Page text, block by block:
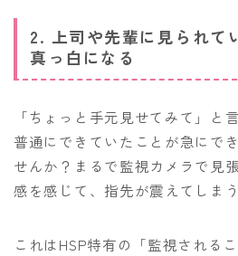
2. 上司や先輩に見られて
真っ白になる
「ちょっと手元見せてみて」と
普通にできていたことが急にで
せんか？まるで監視カメラで見
感を感じて、指先が震えてしま
これはHSP特有の「監視される